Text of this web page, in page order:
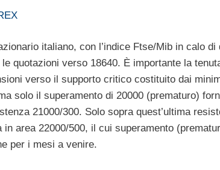
italiano, con l’indice Ftse/Mib in calo
quotazioni verso 18640. È importante la
verso il supporto critico costituito dai
solo il superamento di 20000 (prematuro)
21000/300. Solo sopra quest’ultima
area 22000/500, il cui superamento
per i mesi a venire.